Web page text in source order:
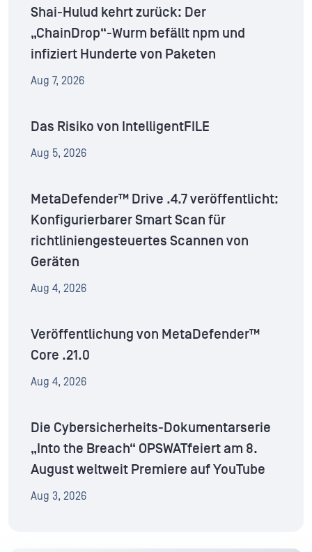
Shai-Hulud kehrt zurück: Der
„ChainDrop“-Wurm befällt npm und
infiziert Hunderte von Paketen
Aug 7, 2026
Das Risiko von IntelligentFILE
Aug 5, 2026
MetaDefender™ Drive .4.7 veröffentlicht:
Konfigurierbarer Smart Scan für
richtliniengesteuertes Scannen von
Geräten
Aug 4, 2026
Veröffentlichung von MetaDefender™
Core .21.0
Aug 4, 2026
Die Cybersicherheits-Dokumentarserie
„Into the Breach“ OPSWATfeiert am 8.
August weltweit Premiere auf YouTube
Aug 3, 2026